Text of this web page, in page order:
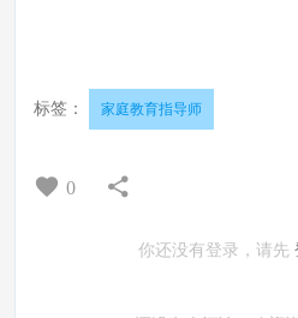
标签： 家庭教育指导师
0
你还没有登录，请先